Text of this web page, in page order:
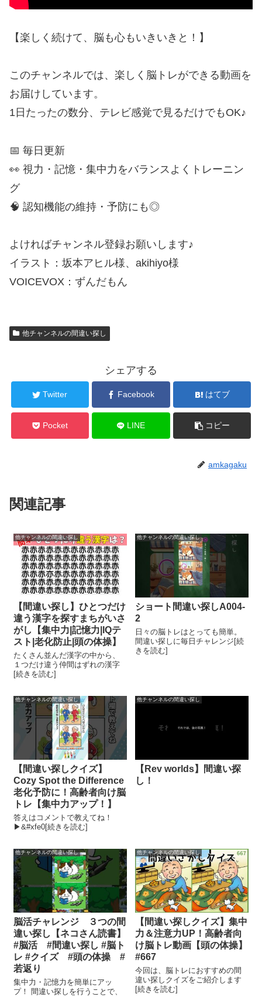
【楽しく続けて、脳も心もいきいきと！】
このチャンネルでは、楽しく脳トレができる動画を
お届けしています。
1日たったの数分、テレビ感覚で見るだけでもOK♪
📅 毎日更新
👀 視力・記憶・集中力をバランスよくトレーニン
グ
🧠 認知機能の維持・予防にも◎
よければチャンネル登録お願いします♪
イラスト：坂本アヒル様、akihiyo様
VOICEVOX：ずんだもん
他チャンネルの間違い探し
シェアする
Twitter Facebook はてブ
Pocket LINE コピー
amkagaku
関連記事
他チャンネルの間違い探し
【間違い探し】ひとつだけ
違う漢字を探すまちがいさ
がし【集中力|記憶力|IQテ
スト|老化防止|頭の体操】
たくさん並んだ漢字の中から、
１つだけ違う仲間はずれの漢字
[続きを読む]
他チャンネルの間違い探し
ショート間違い探しA004-
2
日々の脳トレはとっても簡単。
間違い探しに毎日チャレンジ[続
きを読む]
他チャンネルの間違い探し
【間違い探しクイズ】
Cozy Spot the Difference
老化予防に！高齢者向け脳
トレ【集中力アップ！】
答えはコメントで教えてね！
▶&#xfe0[続きを読む]
他チャンネルの間違い探し
【Rev worlds】間違い探
し！
他チャンネルの間違い探し
脳活チャレンジ ３つの間
違い探し【ネコさん読書】
#脳活 #間違い探し #脳ト
レ #クイズ #頭の体操 #
若返り
集中力・記憶力を簡単にアッ
プ！ 間違い探しを行うことで、
他チャンネルの間違い探し
【間違い探しクイズ】集中
力＆注意力UP！高齢者向
け脳トレ動画【頭の体操】
#667
今回は、脳トレにおすすめの間
違い探しクイズをご紹介します
[続きを読む]